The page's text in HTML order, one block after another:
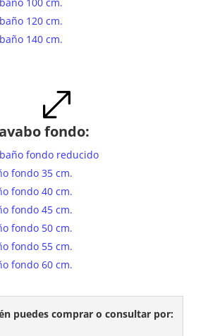
120 cm.
140 cm.
.
fondo:
fondo reducido
fondo 35 cm.
fondo 40 cm.
fondo 45 cm.
fondo 50 cm.
fondo 55 cm.
fondo 60 cm.
puedes comprar o consultar por: